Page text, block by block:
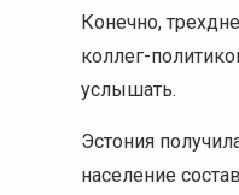
Конечно,
коллег-
услышать.
Эстония
население